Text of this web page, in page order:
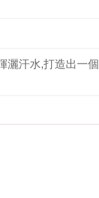
灑汗水,打造出一